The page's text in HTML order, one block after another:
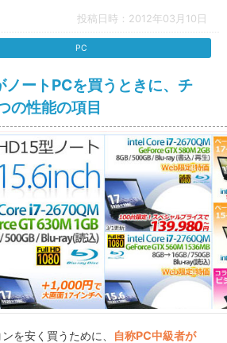
投稿日時：2012年03月10日
ノートPCを買うときに、チ
の性能の項目
PC
を安く買うために、 自称PC中級者が